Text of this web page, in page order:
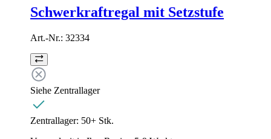
Schwerkraftregal mit Setzstufe
Art.-Nr.: 32334
Siehe Zentrallager
Zentrallager: 50+ Stk.